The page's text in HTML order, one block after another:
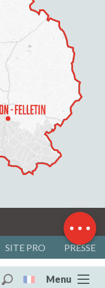
Menu
Contacter par
email
SITE PRO PRESSE